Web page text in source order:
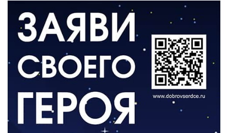
ВЛАСТЬ
День памяти и «Симфония народов»
06.08.2026
Новый настил на экотропе
05.08.2026